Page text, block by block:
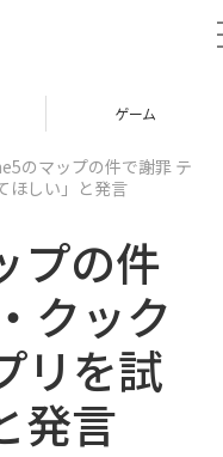
ゲーム
のマップの件で謝罪 テ
ほしい」と発言
プの件
クック
リを試
発言